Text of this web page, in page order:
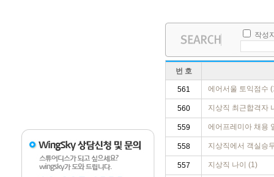
작성
번 호
561 에어서울 토익점수
560 지상직 최근합격자
559 에어프레미아 채용
558 지상직에서 객실승
557 지상직 나이 (1)